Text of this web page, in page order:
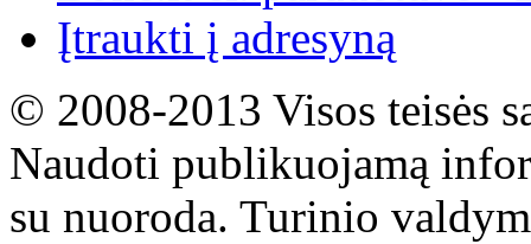
Įtraukti į adresyną
© 2008-2013 Visos teisės
Naudoti publikuojamą
su nuoroda. Turinio